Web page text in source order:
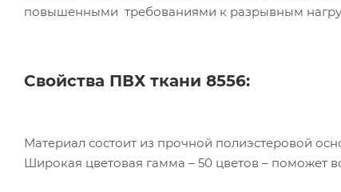
повышенными требованиями к разрывным
Свойства ПВХ ткани 8556:
Материал состоит из прочной полиэстеровой
Широкая цветовая гамма – 50 цветов – поможет